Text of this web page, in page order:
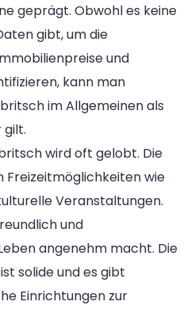
geprägt. Obwohl es keine
gibt, um die
und
kann man
im Allgemeinen als
gilt.
wird oft gelobt. Die
Freizeitmöglichkeiten wie
Veranstaltungen.
und
angenehm macht. Die
solide und es gibt
Einrichtungen zur